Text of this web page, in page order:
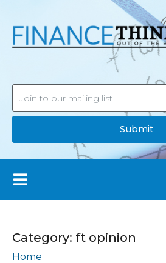
Submit
Category: ft opinion
Home